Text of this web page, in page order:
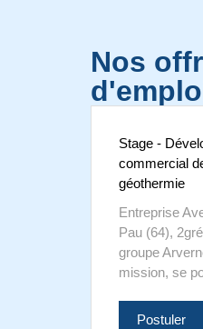
Nos
Stage -
commercial
géothermie
Entreprise
Pau (64),
groupe
mission, se
Postuler